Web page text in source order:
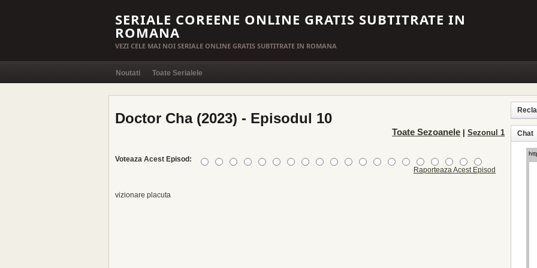
SERIALE COREENE ONLINE GRATIS SUBTITRATE IN
ROMANA
VEZI CELE MAI NOI SERIALE ONLINE GRATIS SUBTITRATE IN ROMANA
Noutati Toate Serialele
Doctor Cha (2023) - Episodul 10
Toate Sezoanele Sezonul 1
Voteaza Acest Episod:
Raporteaza Acest Episod
vizionare placuta
Chat